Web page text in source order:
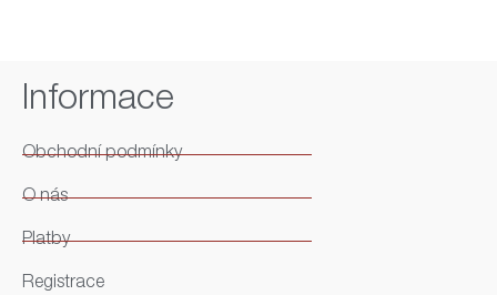
Informace
Obchodní podmínky
O nás
Platby
Registrace